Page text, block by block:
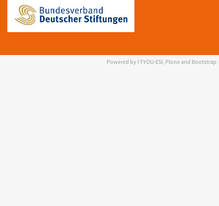
Powered by I·T·YOU·ESI, Plone and Bootstrap